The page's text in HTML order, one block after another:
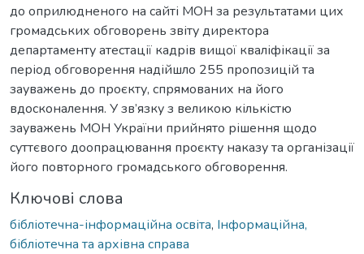
до оприлюдненого на сайті МОН за результатами цих
громадських обговорень звіту директора
департаменту атестації кадрів вищої кваліфікації за
період обговорення надійшло 255 пропозицій та
зауважень до проєкту, спрямованих на його
вдосконалення. У зв’язку з великою кількістю
зауважень МОН України прийнято рішення щодо
суттєвого доопрацювання проєкту наказу та організації
його повторного громадського обговорення.
Ключові слова
бібліотечна-інформаційна освіта, Інформаційна,
бібліотечна та архівна справа